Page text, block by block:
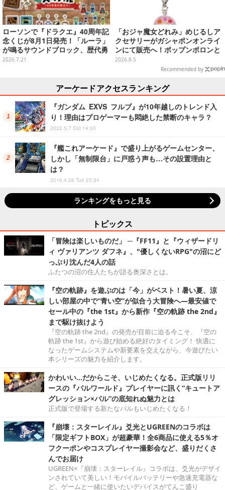
ローソンで『ドラクエ』40周年記
念くじが8月1日発売！「ルーラ」
が鳴るサウンドブロック、歴代勇
者＆スライムのフィギュアなど、
2026.7.21
「おジャ魔女どれみ」めじるしア
クセサリーがガシャポンオンライ
ンにて販売へ！ポップンポロンと
魔法玉の2連チャームなど全9種
2026.8.5
Recommended by
アーケードアクセスランキング
『ガンダム EXVS フルブ』が10年越しのトレンド入
り！理由はプロゲーマーも悶絶した禁断のキャラ？
2022.5.7 Sat 14:00
『艦これアーケード』で盛り上がるゲームセンター、
しかし「無制限台」に戸惑う声も…その設置理由と
は？
2016.4.26 Tue 23:34
ランキングをもっと見る
トピックス
「冒険は楽しいものだ」 ─『FF11』と『ウィザードリ
ィ ヴァリアンツ ダフネ』、"優しくないRPG"の沼にど
っぷり沈んだ4人の話
ふたつの沼の住人たちが語る奥深さとは。
『空の軌跡』を遊ぶのは「今」がベスト！暑い夏、涼
しい部屋の中で“青い空”が似合う大冒険へ―最安値で
セール中の『the 1st』から新作『空の軌跡 the 2nd』
まで駆け抜けよう
『空の軌跡 the 2nd』の発売が目前に迫る今こそ、『空の
軌跡 the 1st』から遊び始める絶好のタイミング！ 快適に
なったゲームシステムや新要素を交えながら、今遊びたい
本シリーズの魅力を紹介します。
かわいい…だからこそ、いじめたくなる。正式版リリ
ースの『パルワールド』プレイヤーに訊く“キュートア
グレッション×パル”の底知れぬ魅力とは
正式版で登場する新たなパルもいじめたくなる！
『崩壊：スターレイル』爻光とUGREENのコラボは
「限定ギフトBOX」が超豪華！全6商品に使える5％オ
フクーポンやコスプレイヤー撮影会など、盛りだくさ
んでお届け
UGREEN×『崩壊：スターレイル』コラボは、爻光がデザイ
ンされていて美しい！モバイルバッテリーや急速充電器な
ど、ゲームと一緒に使いたいデバイスがてんこ盛り